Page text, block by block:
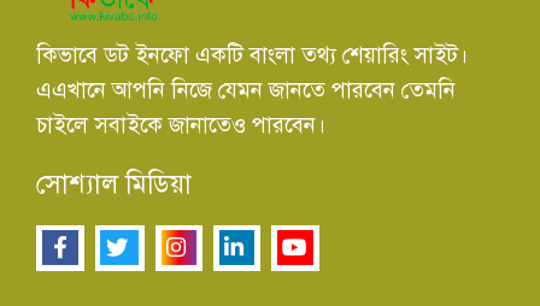
কিভাবে ডট ইনফো একটি বাংলা তথ্য শেয়ারিং সাইট।
এএখানে আপনি নিজে যেমন জানতে পারবেন তেমনি
চাইলে সবাইকে জানাতেও পারবেন।
সোশ্যাল মিডিয়া